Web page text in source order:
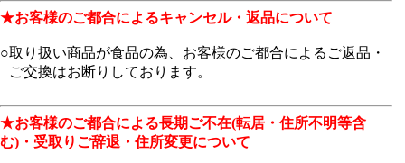
★お客様のご都合によるキャンセル・返品について
○取り扱い商品が食品の為、お客様のご都合によるご返品・
ご交換はお断りしております。
★お客様のご都合による長期ご不在(転居・住所不明等含
む)・受取りご辞退・住所変更について